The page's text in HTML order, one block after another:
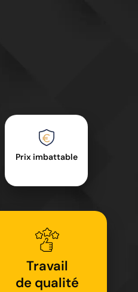
Prix imbattable
Travail
de qualité